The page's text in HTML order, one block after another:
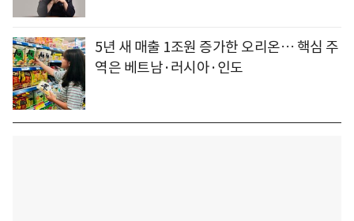
5년 새 매출 1조원 증가한 오리온… 핵심 주
역은 베트남·러시아·인도